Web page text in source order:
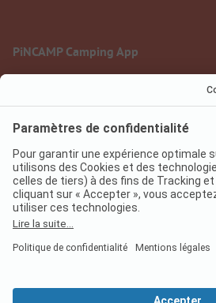
PiNCAMP Camping App
Mentions légales
Protection des données
Règlement sur les services numériques